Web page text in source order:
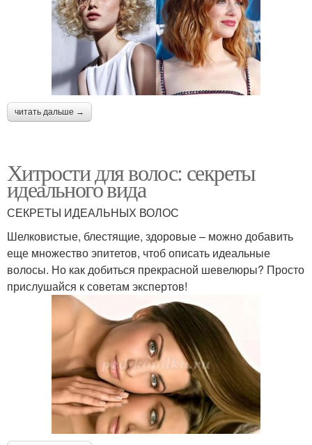
читать дальше →
Хитрости для волос: секреты
идеального вида
СЕКРЕТЫ ИДЕАЛЬНЫХ ВОЛОС
Шелковистые, блестящие, здоровые – можно добавить
еще множество эпитетов, чтоб описать идеальные
волосы. Но как добиться прекрасной шевелюры? Просто
прислушайся к советам экспертов!